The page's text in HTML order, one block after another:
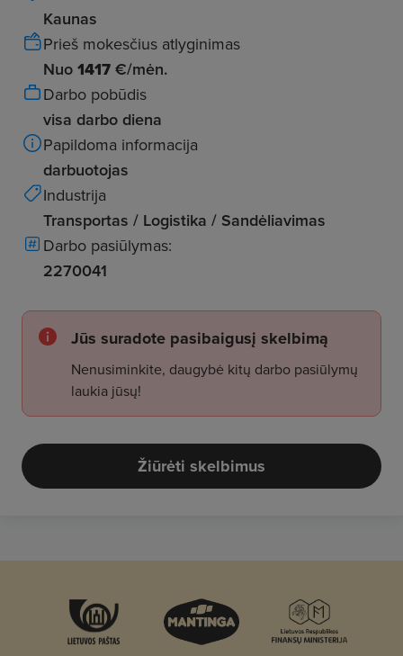
Kaunas
Prieš mokesčius atlyginimas
Nuo 1417 €/mėn.
Darbo pobūdis
visa darbo diena
Papildoma informacija
darbuotojas
Industrija
Transportas / Logistika / Sandėliavimas
Darbo pasiūlymas:
2270041
Jūs suradote pasibaigusį skelbimą
Nenusiminkite, daugybė kitų darbo pasiūlymų
laukia jūsų!
Žiūrėti skelbimus